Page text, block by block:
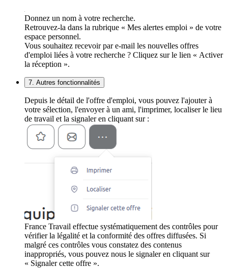
Donnez un nom à votre recherche.
Retrouvez-la dans la rubrique « Mes alertes emploi » de votre
espace personnel.
Vous souhaitez recevoir par e-mail les nouvelles offres
d'emploi liées à votre recherche ? Cliquez sur le lien « Activer
la réception ».
7. Autres fonctionnalités
Depuis le détail de l'offre d'emploi, vous pouvez l'ajouter à
votre sélection, l'envoyer à un ami, l'imprimer, localiser le lieu
de travail et la signaler en cliquant sur :
France Travail effectue systématiquement des contrôles pour
vérifier la légalité et la conformité des offres diffusées. Si
malgré ces contrôles vous constatez des contenus
inappropriés, vous pouvez nous le signaler en cliquant sur
« Signaler cette offre ».